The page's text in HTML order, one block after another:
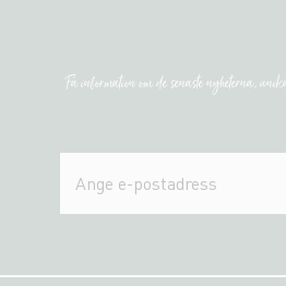
Få information om de senaste nyheterna,